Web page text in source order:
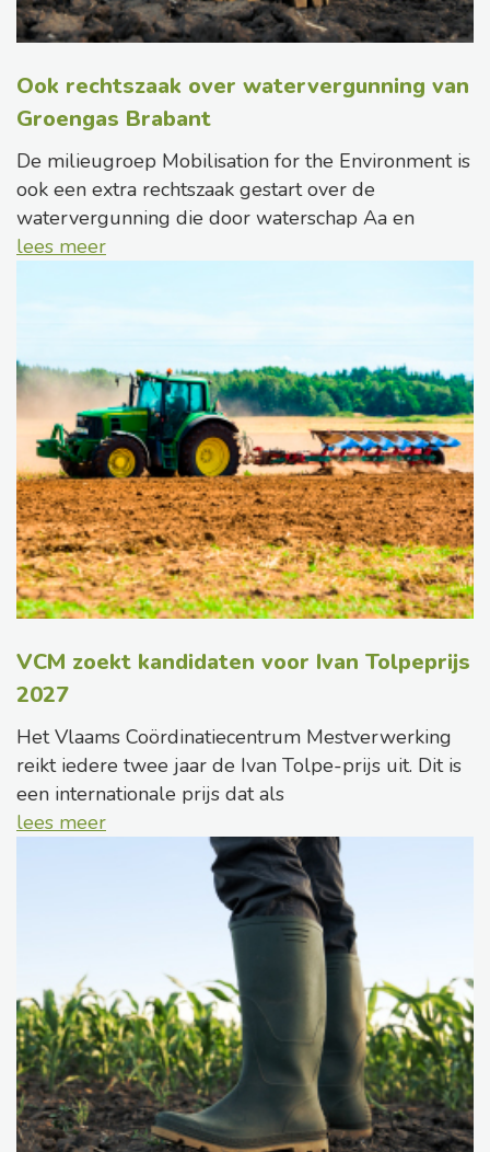
Ook rechtszaak over watervergunning van
Groengas Brabant
De milieugroep Mobilisation for the Environment is
ook een extra rechtszaak gestart over de
watervergunning die door waterschap Aa en
lees meer
VCM zoekt kandidaten voor Ivan Tolpeprijs
2027
Het Vlaams Coördinatiecentrum Mestverwerking
reikt iedere twee jaar de Ivan Tolpe-prijs uit. Dit is
een internationale prijs dat als
lees meer